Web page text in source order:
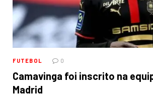
FUTEBOL 0
Camavinga foi inscrito na
Madrid